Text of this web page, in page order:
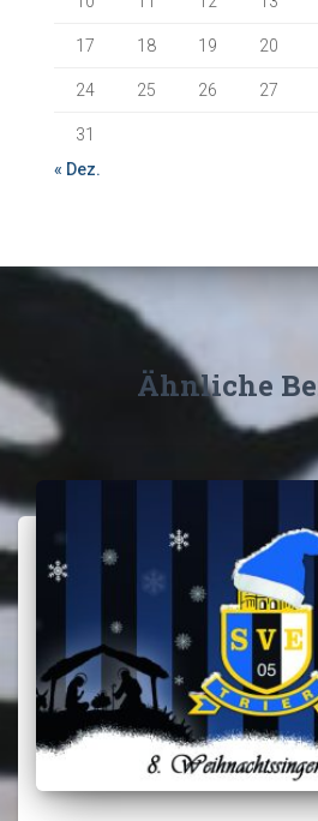
17 18 19 20
24 25 26 27
31
« Dez.
Ähnliche